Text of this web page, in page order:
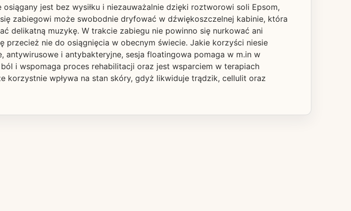
jest bez wysiłku i niezauważalnie dzięki roztworowi soli Epsom,
zabiegowi może swobodnie dryfować w dźwiękoszczelnej kabinie, która
delikatną muzykę. W trakcie zabiegu nie powinno się nurkować ani
nie do osiągnięcia w obecnym świecie. Jakie korzyści niesie
antywirusowe i antybakteryjne, sesja floatingowa pomaga w m.in w
i wspomaga proces rehabilitacji oraz jest wsparciem w terapiach
korzystnie wpływa na stan skóry, gdyż likwiduje trądzik, cellulit oraz